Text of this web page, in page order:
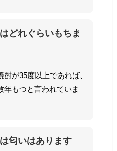
どれぐらいもちま
が35度以上であれば、
年もつと言われていま
匂いはあります